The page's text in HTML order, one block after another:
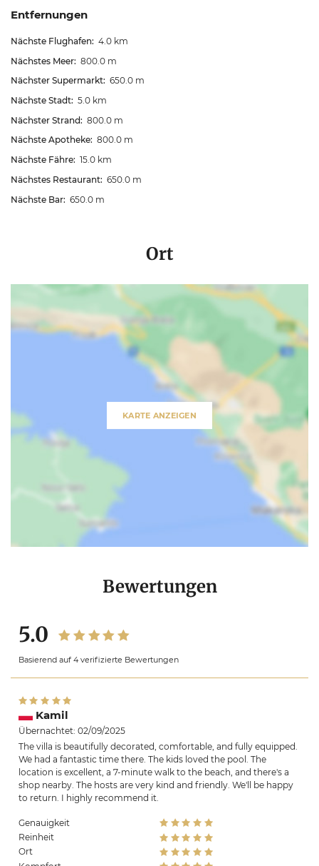
Entfernungen
Nächste Flughafen: 4.0 km
Nächstes Meer: 800.0 m
Nächster Supermarkt: 650.0 m
Nächste Stadt: 5.0 km
Nächster Strand: 800.0 m
Nächste Apotheke: 800.0 m
Nächste Fähre: 15.0 km
Nächstes Restaurant: 650.0 m
Nächste Bar: 650.0 m
Ort
KARTE ANZEIGEN
Bewertungen
5.0
Basierend auf 4 verifizierte Bewertungen
Kamil
Übernachtet: 02/09/2025
The villa is beautifully decorated, comfortable, and fully equipped.
We had a fantastic time there. The kids loved the pool. The
location is excellent, a 7-minute walk to the beach, and there's a
shop nearby. The hosts are very kind and friendly. We'll be happy
to return. I highly recommend it.
Genauigkeit
Reinheit
Ort